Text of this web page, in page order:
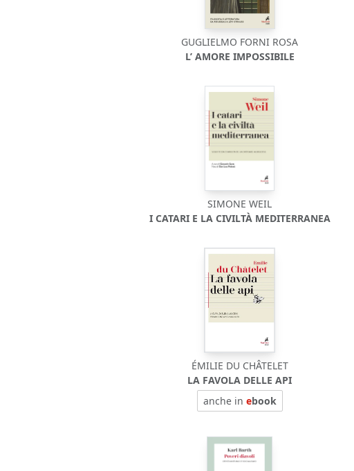
GUGLIELMO FORNI ROSA
L’ AMORE IMPOSSIBILE
SIMONE WEIL
I CATARI E LA CIVILTÀ MEDITERRANEA
ÉMILIE DU CHÂTELET
LA FAVOLA DELLE API
anche in ebook